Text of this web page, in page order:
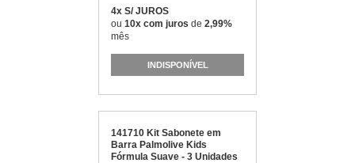
4x S/ JUROS
ou 10x com juros de 2,99%
mês
INDISPONÍVEL
141710 Kit Sabonete em
Barra Palmolive Kids
Fórmula Suave - 3 Unidades